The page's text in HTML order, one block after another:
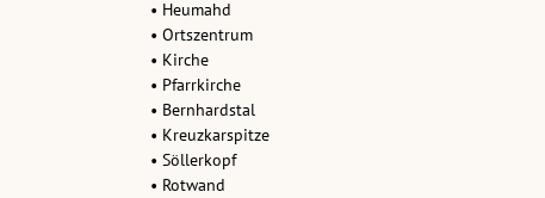
• Heumahd
• Ortszentrum
• Kirche
• Pfarrkirche
• Bernhardstal
• Kreuzkarspitze
• Söllerkopf
• Rotwand